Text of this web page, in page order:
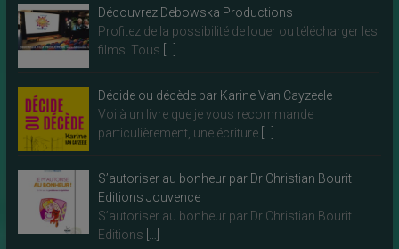
Découvrez Debowska Productions
Profitez de la possibilité de louer ou télécharger les
films. Tous
Décide ou décède par Karine Van Cayzeele
Voilà un livre que je vous recommande
particulièrement, une écriture
S’autoriser au bonheur par Dr Christian Bourit
Editions Jouvence
S’autoriser au bonheur par Dr Christian Bourit
Editions